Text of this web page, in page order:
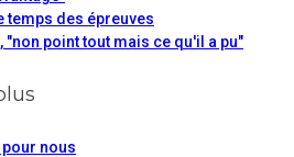
temps des épreuves
, "non point tout mais ce qu'il a pu"
pour nous